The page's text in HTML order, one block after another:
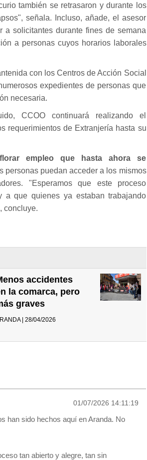
también se retrasaron y durante los
señala. Incluso, añade, el asesor
a solicitantes durante fines de semana
a personas cuyos horarios laborales
con los Centros de Acción Social
expedientes de personas que
necesaria.
CCOO continuará realizando el
requerimientos de Extranjería hasta su
empleo que hasta ahora se
personas puedan acceder a los mismos
"Esperamos que este proceso
a que quienes ya estaban trabajando
concluye.
accidentes
la comarca, pero
graves
| 28/04/2026
01/07/2026 14:11:19
han sido hechos aquí en Aranda. No
tan abierto y alegre, tan sin